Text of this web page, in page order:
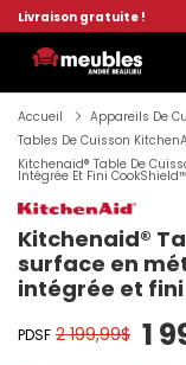
Livraison gratuite !
Accueil
Appareils De
Tables De Cuisson
Kitchenaid® Table De
Intégrée Et Fini
Kitchenaid®
surface en
intégrée et fini
PDSF 2 199,99$ 1